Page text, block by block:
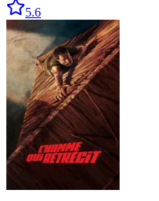
5.6